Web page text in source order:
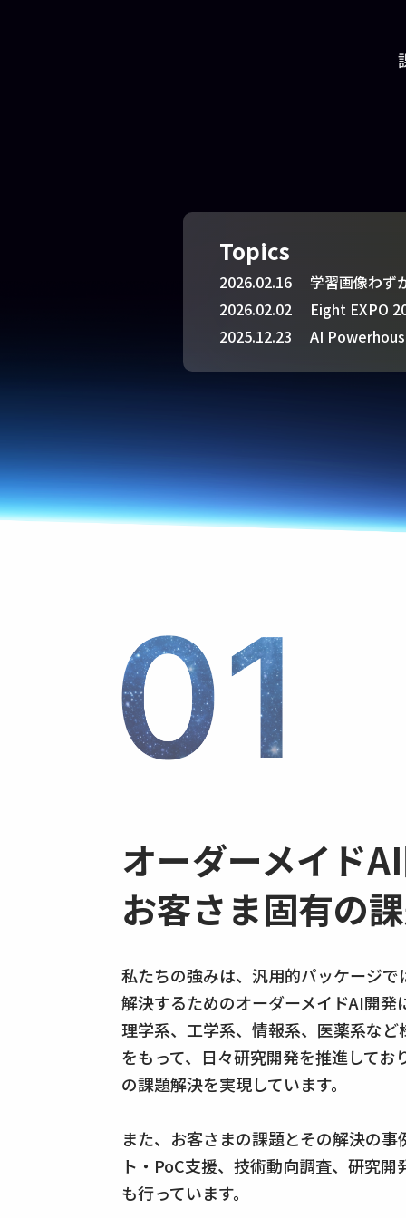
Topics
2026.02.16
学習画像わず
2026.02.02
Eight EXPO
2025.12.23
AI
オーダーメイド
お客さま固有の
私たちの強みは、汎用的パッケージ
解決するためのオーダーメイドAI開発
理学系、工学系、情報系、医薬系な
をもって、日々研究開発を推進して
の課題解決を実現しています。
また、お客さまの課題とその解決の
ト・PoC支援、技術動向調査、研究
も行っています。